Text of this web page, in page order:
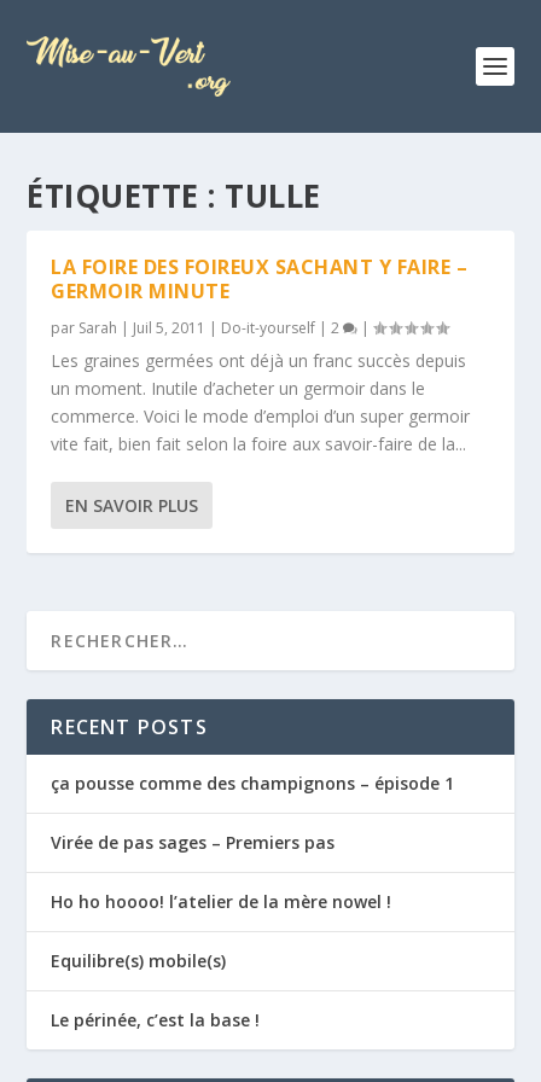
ÉTIQUETTE : TULLE
LA FOIRE DES FOIREUX SACHANT Y FAIRE –
GERMOIR MINUTE
par Sarah | Juil 5, 2011 | Do-it-yourself |2 |
Les graines germées ont déjà un franc succès depuis
un moment. Inutile d’acheter un germoir dans le
commerce. Voici le mode d’emploi d’un super germoir
vite fait, bien fait selon la foire aux savoir-faire de la...
EN SAVOIR PLUS
RECENT POSTS
ça pousse comme des champignons – épisode 1
Virée de pas sages – Premiers pas
Ho ho hoooo! l’atelier de la mère nowel !
Equilibre(s) mobile(s)
Le périnée, c’est la base !